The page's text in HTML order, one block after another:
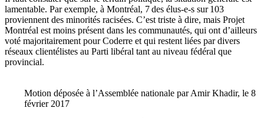
lamentable. Par exemple, à Montréal, 7 des élus-e-s sur 103
proviennent des minorités racisées. C’est triste à dire, mais Projet
Montréal est moins présent dans les communautés, qui ont d’ailleurs
voté majoritairement pour Coderre et qui restent liées par divers
réseaux clientélistes au Parti libéral tant au niveau fédéral que
provincial.
Motion déposée à l’Assemblée nationale par Amir Khadir, le 8
février 2017